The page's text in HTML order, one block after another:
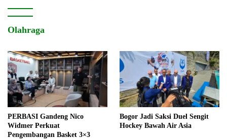
Olahraga
PERBASI Gandeng Nico
Widmer Perkuat
Pengembangan Basket 3×3
Bogor Jadi Saksi Duel Sengit
Hockey Bawah Air Asia